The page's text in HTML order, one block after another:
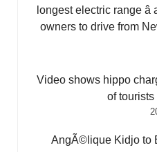
longest electric range
owners to drive from
Video shows hippo
of
AngÃ©lique Kidjo to